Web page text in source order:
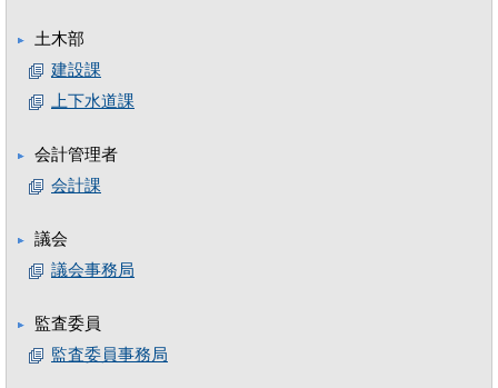
土木部
建設課
上下水道課
会計管理者
会計課
議会
議会事務局
監査委員
監査委員事務局